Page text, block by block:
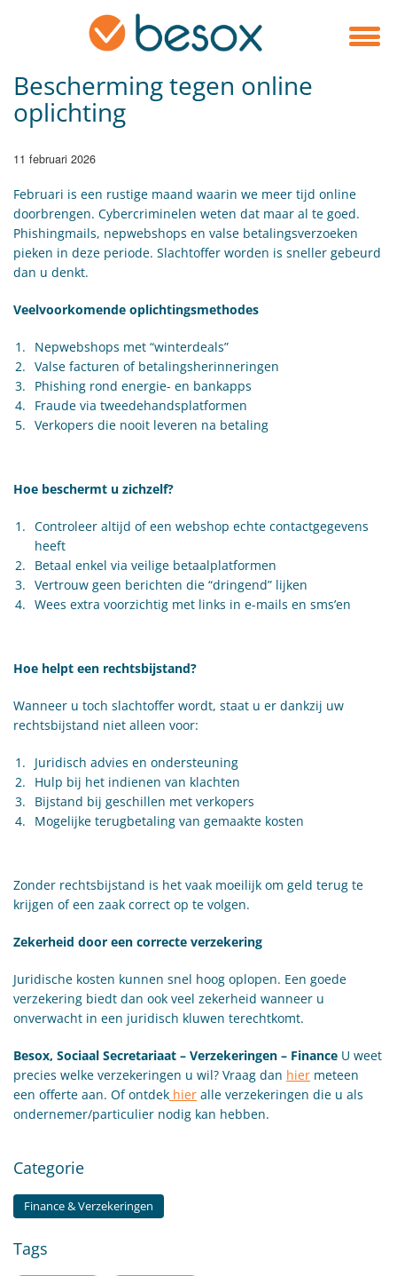
​Bescherming tegen online
oplichting
11 februari 2026
Februari is een rustige maand waarin we meer tijd online
doorbrengen. Cybercriminelen weten dat maar al te goed.
Phishingmails, nepwebshops en valse betalingsverzoeken
pieken in deze periode. Slachtoffer worden is sneller gebeurd
dan u denkt.
Veelvoorkomende oplichtingsmethodes
Nepwebshops met “winterdeals”
Valse facturen of betalingsherinneringen
Phishing rond energie- en bankapps
Fraude via tweedehandsplatformen
Verkopers die nooit leveren na betaling
Hoe beschermt u zichzelf?
Controleer altijd of een webshop echte contactgegevens
heeft
Betaal enkel via veilige betaalplatformen
Vertrouw geen berichten die “dringend” lijken
Wees extra voorzichtig met links in e-mails en sms’en
Hoe helpt een rechtsbijstand?
Wanneer u toch slachtoffer wordt, staat u er dankzij uw
rechtsbijstand niet alleen voor:
Juridisch advies en ondersteuning
Hulp bij het indienen van klachten
Bijstand bij geschillen met verkopers
Mogelijke terugbetaling van gemaakte kosten
Zonder rechtsbijstand is het vaak moeilijk om geld terug te
krijgen of een zaak correct op te volgen.
Zekerheid door een correcte verzekering
Juridische kosten kunnen snel hoog oplopen. Een goede
verzekering biedt dan ook veel zekerheid wanneer u
onverwacht in een juridisch kluwen terechtkomt.
Besox, Sociaal Secretariaat – Verzekeringen – Finance U weet
precies welke verzekeringen u wil? Vraag dan hier meteen
een offerte aan. Of ontdek hier alle verzekeringen die u als
ondernemer/particulier nodig kan hebben.
Categorie
Finance & Verzekeringen
Tags